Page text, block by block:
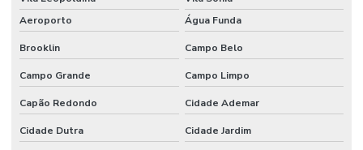
GRANDE MS
AUTOMAÇÃO
RESIDENCIAL
CASCAVEL
AUTOMAÇÃO
RESIDENCIAL
CONTROLE DE
ILUMINAÇÃO
Aeroporto
Água Funda
Brooklin Campo Belo
Campo Grande Campo Limpo
Capão Redondo Cidade Ademar
Cidade Dutra Cidade Jardim